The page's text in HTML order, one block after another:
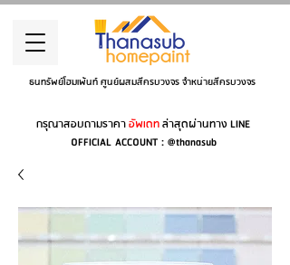
ธนทรัพย์โฮมเพ้นท์ ศูนย์ผสมสีครบวงจร จำหน่ายสีครบวงจร
กรุณาสอบถามราคาอัพเดทล่าสุดผ่านทาง LINE
OFFICIAL ACCOUNT : @thanasub